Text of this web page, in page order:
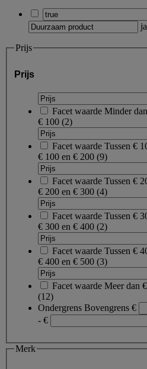
ja
Prijs
Prijs
Facet waarde Minder
€ 100 (2)
Facet waarde Tussen €
€ 100 en € 200 (9)
Facet waarde Tussen €
€ 200 en € 300 (4)
Facet waarde Tussen €
€ 300 en € 400 (2)
Facet waarde Tussen €
€ 400 en € 500 (3)
Facet waarde Meer dan
(12)
Ondergrens Bovengrens €
- €
Merk